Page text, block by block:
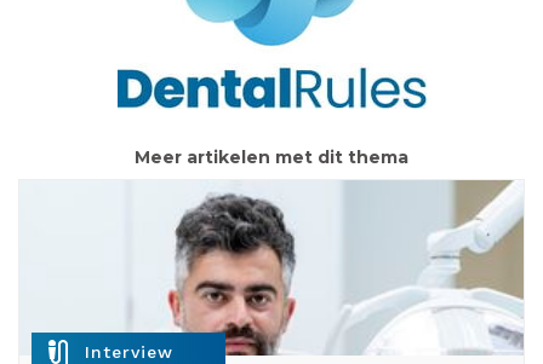
Meer artikelen met dit thema
mic_external_on Interview